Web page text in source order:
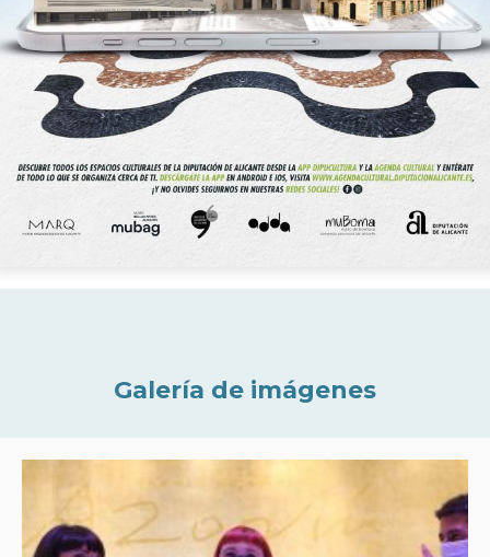
Galería de imágenes